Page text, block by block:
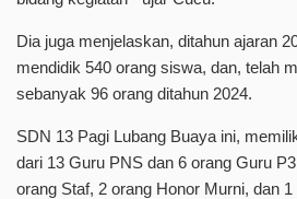
Dia juga menjelaskan, ditahun ajaran
mendidik 540 orang siswa, dan, telah
sebanyak 96 orang ditahun 2024.
SDN 13 Pagi Lubang Buaya ini,
dari 13 Guru PNS dan 6 orang Guru
orang Staf, 2 orang Honor Murni, dan